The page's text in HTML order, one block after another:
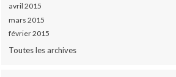
avril 2015
mars 2015
février 2015
Toutes les archives